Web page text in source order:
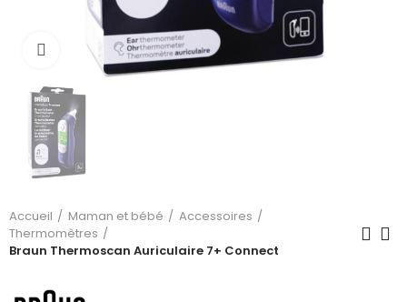
Cliquez pour agrandir
Accueil Maman et bébé
Accessoires
Thermomètres
Braun Thermoscan Auriculaire 7+ Connect